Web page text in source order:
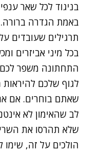
בניגוד לכל שאר
באמת הגדרה
תרגילים שעובדים
בכל מיני אביזרים
התחתונה משפר לכם
לגוף שלכם להיראות
שאתם בוחרים. אם
לב שהאימון לא
שלא תהרסו את
הולכים על זה,